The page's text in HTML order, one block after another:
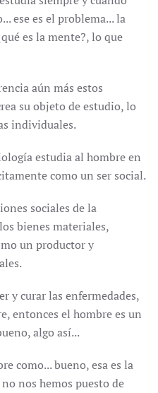
ese es el problema... la
es la mente?, lo que
aún más estos
su objeto de estudio, lo
individuales.
estudia al hombre en
como un ser social.
sociales de la
bienes materiales,
un productor y
y curar las enfermedades,
entonces el hombre es un
algo así...
como... bueno, esa es la
nos hemos puesto de